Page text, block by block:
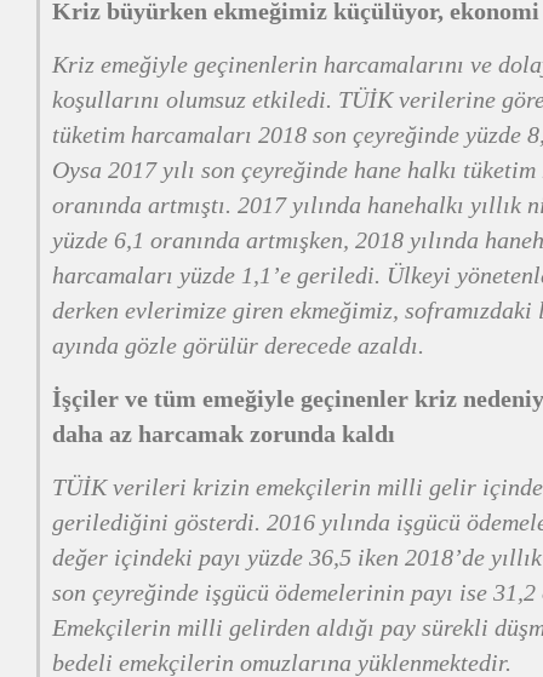
Kriz büyürken ekmeğimiz küçülüyor,
Kriz emeğiyle geçinenlerin harcamalarını ve
koşullarını olumsuz etkiledi. TÜİK verilerine
tüketim harcamaları 2018 son çeyreğinde yüzde
Oysa 2017 yılı son çeyreğinde hane halkı
oranında artmıştı. 2017 yılında hanehalkı yıllık
yüzde 6,1 oranında artmışken, 2018 yılında
harcamaları yüzde 1,1’e geriledi. Ülkeyi
derken evlerimize giren ekmeğimiz, soframızdaki
ayında gözle görülür derecede azaldı.
İşçiler ve tüm emeğiyle geçinenler kriz
daha az harcamak zorunda kaldı
TÜİK verileri krizin emekçilerin milli gelir
gerilediğini gösterdi. 2016 yılında işgücü
değer içindeki payı yüzde 36,5 iken 2018’de
son çeyreğinde işgücü ödemelerinin payı ise
Emekçilerin milli gelirden aldığı pay sürekli
bedeli emekçilerin omuzlarına yüklenmektedir.